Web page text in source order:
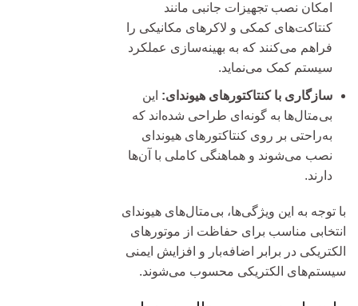
امکان نصب تجهیزات جانبی مانند
کنتاکت‌های کمکی و لاکرهای مکانیکی را
فراهم می‌کنند که به بهینه‌سازی عملکرد
سیستم کمک می‌نماید.
سازگاری با کنتاکتورهای هیوندای: این
بی‌متال‌ها به گونه‌ای طراحی شده‌اند که
به‌راحتی بر روی کنتاکتورهای هیوندای
نصب می‌شوند و هماهنگی کاملی با آن‌ها
دارند.
با توجه به این ویژگی‌ها، بی‌متال‌های هیوندای
انتخابی مناسب برای حفاظت از موتورهای
الکتریکی در برابر اضافه‌بار و افزایش ایمنی
سیستم‌های الکتریکی محسوب می‌شوند.